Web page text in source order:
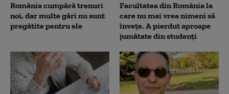
România cumpără trenuri
noi, dar multe gări nu sunt
pregătite pentru ele
Facultatea din România la
care nu mai vrea nimeni să
înveţe. A pierdut aproape
jumătate din studenţi